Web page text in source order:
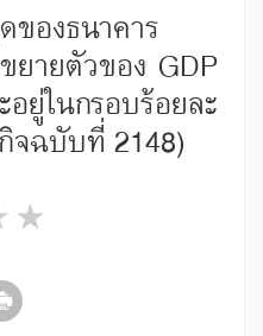
ของธนาคาร
ยายตัวของ GDP
ยู่ในกรอบร้อยละ
จฉบับที่ 2148)
4 stars
stars